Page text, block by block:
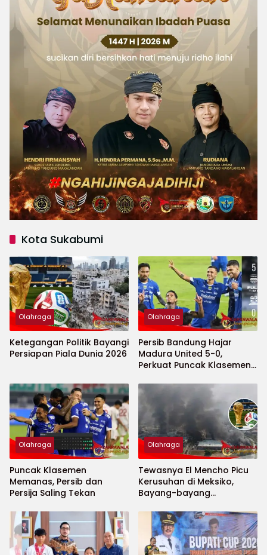
Kota Sukabumi
Olahraga
Ketegangan Politik Bayangi
Persiapan Piala Dunia 2026
Olahraga
Persib Bandung Hajar
Madura United 5-0,
Perkuat Puncak Klasemen
Olahraga
Puncak Klasemen
Memanas, Persib dan
Persija Saling Tekan
Olahraga
Tewasnya El Mencho Picu
Kerusuhan di Meksiko,
Bayang-bayang
2026 Menguat